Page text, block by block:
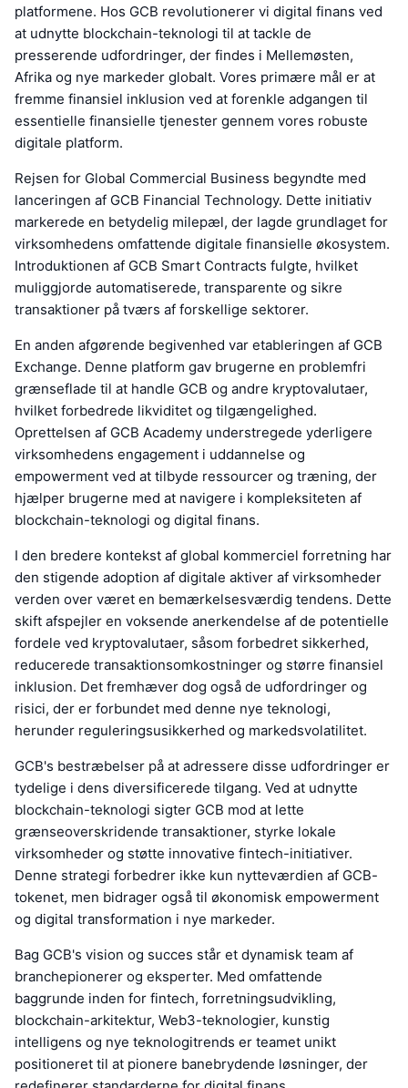
platformene. Hos GCB revolutionerer vi digital finans ved
at udnytte blockchain-teknologi til at tackle de
presserende udfordringer, der findes i Mellemøsten,
Afrika og nye markeder globalt. Vores primære mål er at
fremme finansiel inklusion ved at forenkle adgangen til
essentielle finansielle tjenester gennem vores robuste
digitale platform.
Rejsen for Global Commercial Business begyndte med
lanceringen af GCB Financial Technology. Dette initiativ
markerede en betydelig milepæl, der lagde grundlaget for
virksomhedens omfattende digitale finansielle økosystem.
Introduktionen af GCB Smart Contracts fulgte, hvilket
muliggjorde automatiserede, transparente og sikre
transaktioner på tværs af forskellige sektorer.
En anden afgørende begivenhed var etableringen af GCB
Exchange. Denne platform gav brugerne en problemfri
grænseflade til at handle GCB og andre kryptovalutaer,
hvilket forbedrede likviditet og tilgængelighed.
Oprettelsen af GCB Academy understregede yderligere
virksomhedens engagement i uddannelse og
empowerment ved at tilbyde ressourcer og træning, der
hjælper brugerne med at navigere i kompleksiteten af
blockchain-teknologi og digital finans.
I den bredere kontekst af global kommerciel forretning har
den stigende adoption af digitale aktiver af virksomheder
verden over været en bemærkelsesværdig tendens. Dette
skift afspejler en voksende anerkendelse af de potentielle
fordele ved kryptovalutaer, såsom forbedret sikkerhed,
reducerede transaktionsomkostninger og større finansiel
inklusion. Det fremhæver dog også de udfordringer og
risici, der er forbundet med denne nye teknologi,
herunder reguleringsusikkerhed og markedsvolatilitet.
GCB's bestræbelser på at adressere disse udfordringer er
tydelige i dens diversificerede tilgang. Ved at udnytte
blockchain-teknologi sigter GCB mod at lette
grænseoverskridende transaktioner, styrke lokale
virksomheder og støtte innovative fintech-initiativer.
Denne strategi forbedrer ikke kun nytteværdien af GCB-
tokenet, men bidrager også til økonomisk empowerment
og digital transformation i nye markeder.
Bag GCB's vision og succes står et dynamisk team af
branchepionerer og eksperter. Med omfattende
baggrunde inden for fintech, forretningsudvikling,
blockchain-arkitektur, Web3-teknologier, kunstig
intelligens og nye teknologitrends er teamet unikt
positioneret til at pionere banebrydende løsninger, der